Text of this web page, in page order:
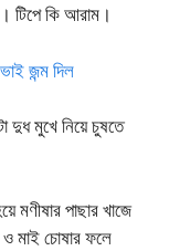
টিপে কি আরাম।
জন্ম দিল
দুধ মুখে নিয়ে চুষতে
মণীষার পাছার খাজে
ও মাই চোষার ফলে